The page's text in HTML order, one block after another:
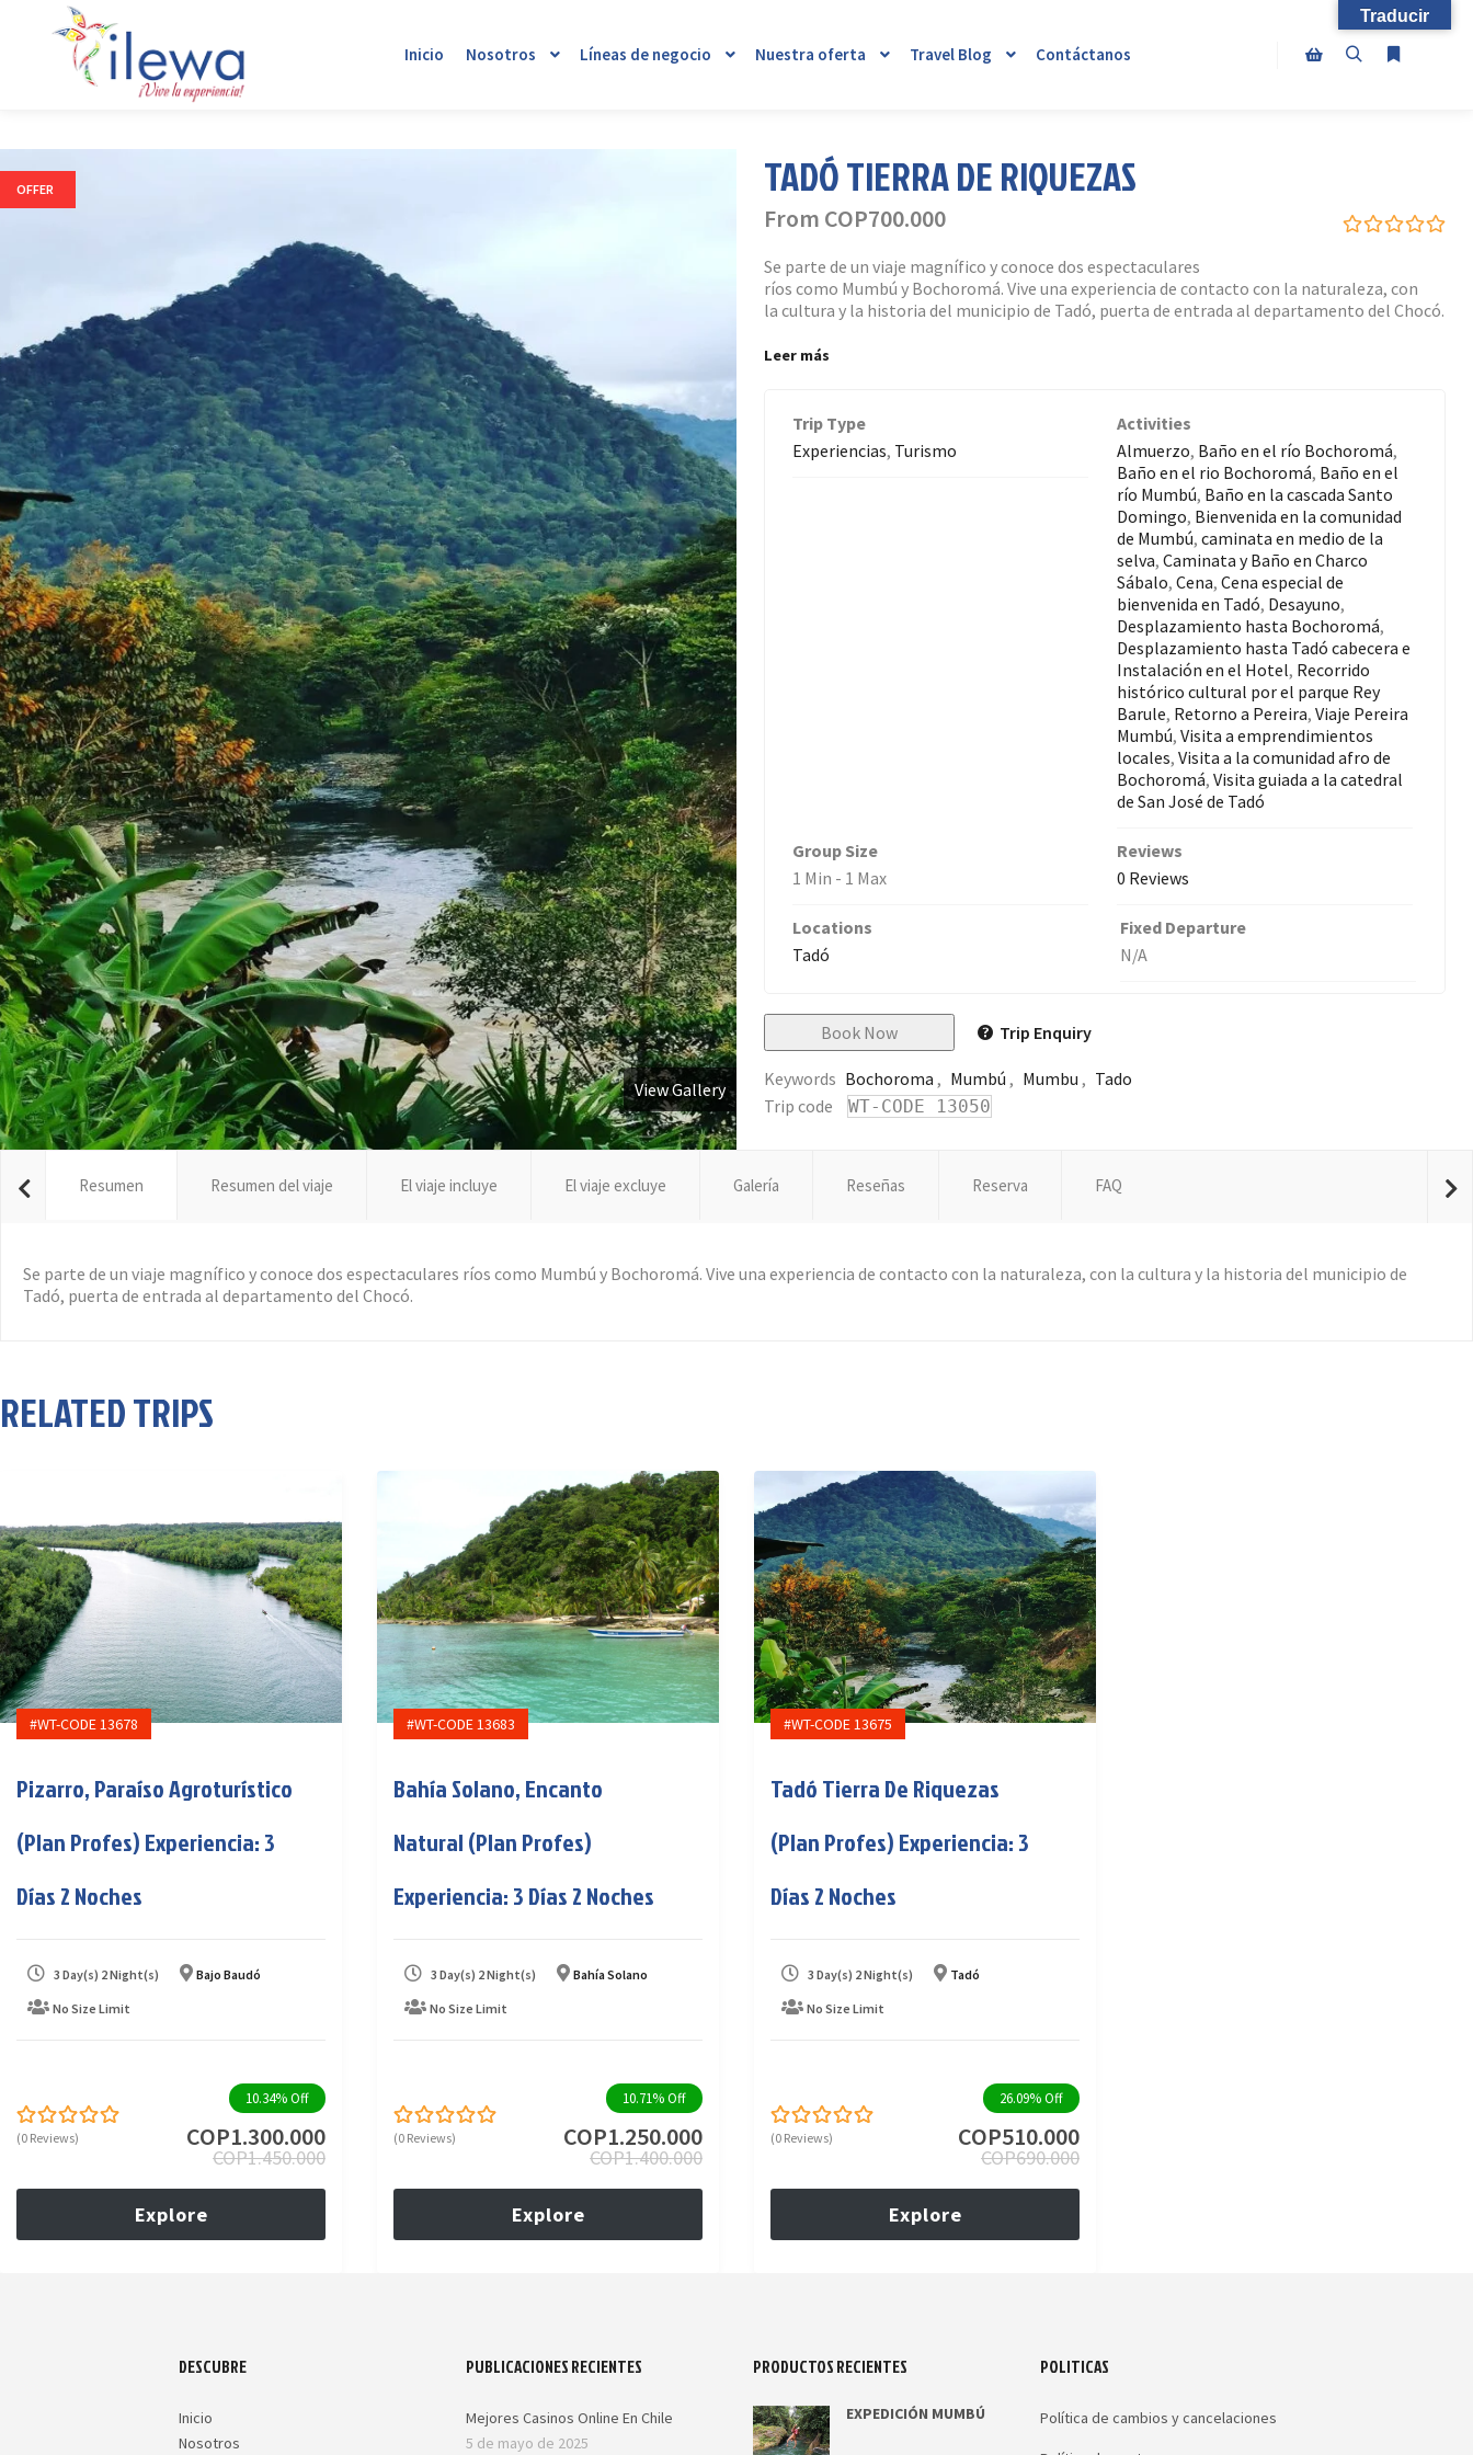
Inicio Nosotros Líneas de negocio Nuestra oferta Travel Blog Contáctanos
OFFER
View Gallery
TADÓ TIERRA DE RIQUEZAS
From COP700.000
of
Se parte de un viaje magnífico y conoce dos espectaculares
ríos como Mumbú y Bochoromá. Vive una experiencia de contacto con la naturaleza, con
la cultura y la historia del municipio de Tadó, puerta de entrada al departamento del Chocó.
Leer más
Trip Type
Experiencias, Turismo
Activities
Almuerzo, Baño en el río Bochoromá,
Baño en el rio Bochoromá, Baño en el
río Mumbú, Baño en la cascada Santo
Domingo, Bienvenida en la comunidad
de Mumbú, caminata en medio de la
selva, Caminata y Baño en Charco
Sábalo, Cena, Cena especial de
bienvenida en Tadó, Desayuno,
Desplazamiento hasta Bochoromá,
Desplazamiento hasta Tadó cabecera e
Instalación en el Hotel, Recorrido
histórico cultural por el parque Rey
Barule, Retorno a Pereira, Viaje Pereira
Mumbú, Visita a emprendimientos
locales, Visita a la comunidad afro de
Bochoromá, Visita guiada a la catedral
de San José de Tadó
Group Size
1 Min - 1 Max
Reviews
0 Reviews
Locations
Tadó
Fixed Departure
N/A
Book Now Trip Enquiry
Keywords Bochoroma , Mumbú , Mumbu , Tado
Trip code
WT-CODE 13050
Resumen Resumen del viaje El viaje incluye El viaje excluye Galería Reseñas Reserva FAQ
Se parte de un viaje magnífico y conoce dos espectaculares ríos como Mumbú y Bochoromá. Vive una experiencia de contacto con la naturaleza, con la cultura y la historia del municipio de
Tadó, puerta de entrada al departamento del Chocó.
RELATED TRIPS
#WT-CODE 13678
Pizarro, Paraíso Agroturístico
(Plan Profes) Experiencia: 3
Días 2 Noches
3 Day(s) 2 Night(s) Bajo Baudó
No Size Limit
10.34%Off
COP1.300.000
COP1.450.000
0
5
(0 Reviews)
Explore
#WT-CODE 13683
Bahía Solano, Encanto
Natural (Plan Profes)
Experiencia: 3 Días 2 Noches
3 Day(s) 2 Night(s) Bahía Solano
No Size Limit
10.71%Off
COP1.250.000
COP1.400.000
0
5
(0 Reviews)
Explore
#WT-CODE 13675
Tadó Tierra De Riquezas
(Plan Profes) Experiencia: 3
Días 2 Noches
3 Day(s) 2 Night(s) Tadó
No Size Limit
26.09%Off
COP510.000
COP690.000
0
5
(0 Reviews)
Explore
DESCUBRE
Inicio
Nosotros
PUBLICACIONES RECIENTES
Mejores Casinos Online En Chile
5 de mayo de 2025
PRODUCTOS RECIENTES
EXPEDICIÓN MUMBÚ
POLITICAS
Política de cambios y cancelaciones
Traducir